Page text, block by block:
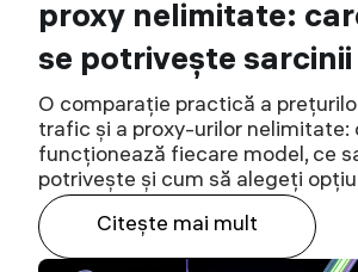
proxy nelimitate:
se potrivește sarcinii
O comparație practică a
trafic și a proxy-urilor nelimitate:
funcționează fiecare model, ce
potrivește și cum să alegeți
Citeşte mai mult